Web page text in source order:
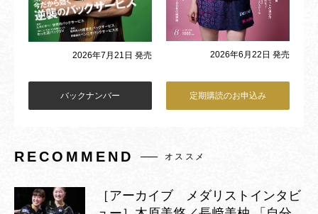
2026年7月21日 発売 2026年6月22日 発売
バックナンバー 定期購読のお申込み
RECOMMEND オススメ
［アーカイブ メダリストインタビ